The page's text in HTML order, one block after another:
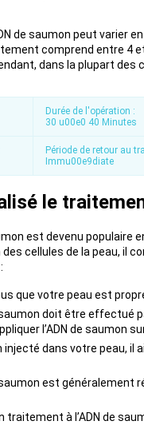
de saumon peut varier
comprend entre 4
dans la plupart
Durée de l'opération :
30 u00e0 40 Minutes
Période de retour au
Immu00e9diate
le
est devenu populaire
des cellules de la peau,
que votre peau est
saumon doit être effectué
l’ADN de saumon
injecté dans votre peau,
saumon est
traitement à l’ADN de